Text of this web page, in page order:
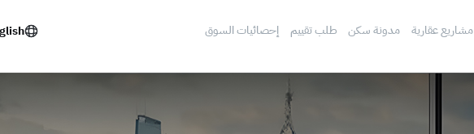
مشاريع عقارية مدونة سكن طلب تقييم إحصائيات السوق